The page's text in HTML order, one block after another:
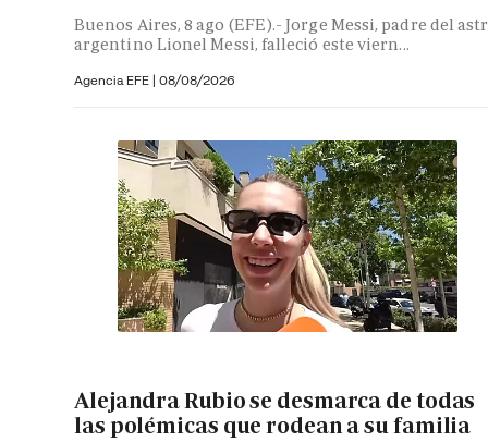
Buenos Aires, 8 ago (EFE).- Jorge Messi, padre del
argentino Lionel Messi, falleció este viern...
Agencia EFE | 08/08/2026
Alejandra Rubio se desmarca de todas
las polémicas que rodean a su familia